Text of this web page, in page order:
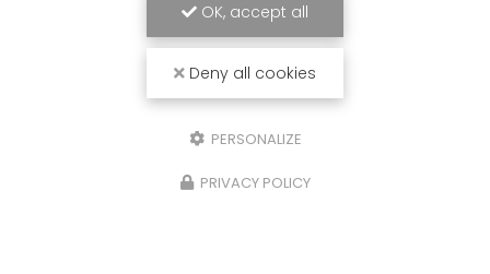
OK, accept all
Deny all cookies
PERSONALIZE
PRIVACY POLICY